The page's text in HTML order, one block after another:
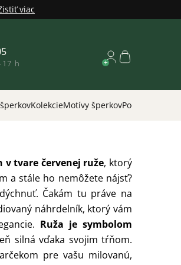
viac
h
Nákupný
KolekcieMotívy šperkovPodľa
v tvare červenej ruže, ktorý
a stále ho nemôžete nájsť?
Čakám tu práve na
náhrdelník, ktorý vám
Ruža je symbolom
silná vďaka svojim tŕňom.
pre vašu milovanú,